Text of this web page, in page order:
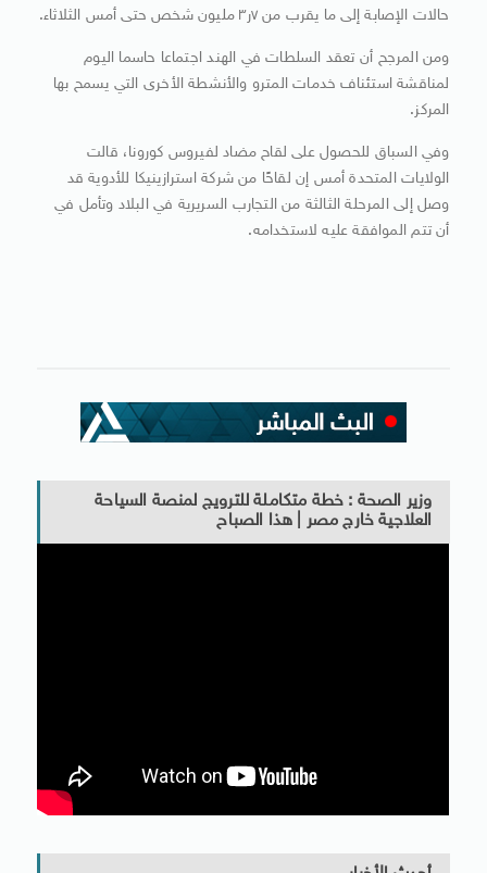
حالات الإصابة إلى ما يقرب من ٧ر٣ مليون شخص حتى أمس الثلاثاء.
ومن المرجح أن تعقد السلطات في الهند اجتماعا حاسما اليوم
لمناقشة استئناف خدمات المترو والأنشطة الأخرى التي يسمح بها
المركز.
وفي السباق للحصول على لقاح مضاد لفيروس كورونا، قالت
الولايات المتحدة أمس إن لقاحًا من شركة استرازينيكا للأدوية قد
وصل إلى المرحلة الثالثة من التجارب السريرية في البلاد وتأمل في
أن تتم الموافقة عليه لاستخدامه.
وزير الصحة : خطة متكاملة للترويج لمنصة السياحة
العلاجية خارج مصر | هذا الصباح